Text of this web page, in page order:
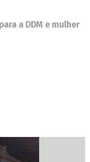
a DDM e mulher